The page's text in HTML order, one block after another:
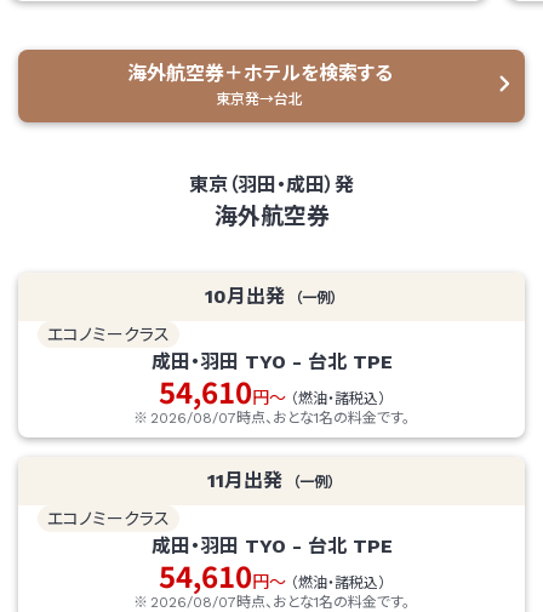
海外航空券＋ホテルを検索する
東京発→台北
東京（羽田・成田）発
海外航空券
成田・羽田 TYO - 台北 TPE
エコノミークラス
54,610円～ （燃油・諸税込）
10月出発 （一例）
2026/08/07時点、おとな1名の料金です。
成田・羽田 TYO - 台北 TPE
エコノミークラス
54,610円～ （燃油・諸税込）
11月出発 （一例）
2026/08/07時点、おとな1名の料金です。